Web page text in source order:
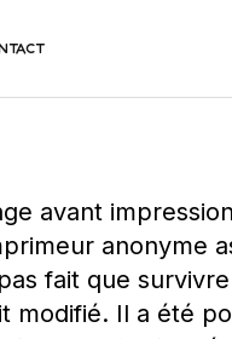
avant
anonyme
fait que
modifié. Il a été